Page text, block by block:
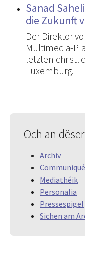
Sanad
die Zukunft
Der Direktor
Multimedia-
letzten
Luxemburg.
Och an
Archiv
Mediathéik
Personalia
Pressespigel
Sichen am